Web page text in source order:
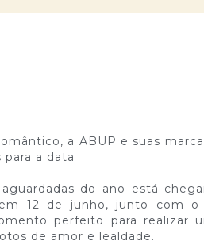
a ABUP e suas
a data
do ano está
12 de junho, junto com
perfeito para realizar
de amor e lealdade.